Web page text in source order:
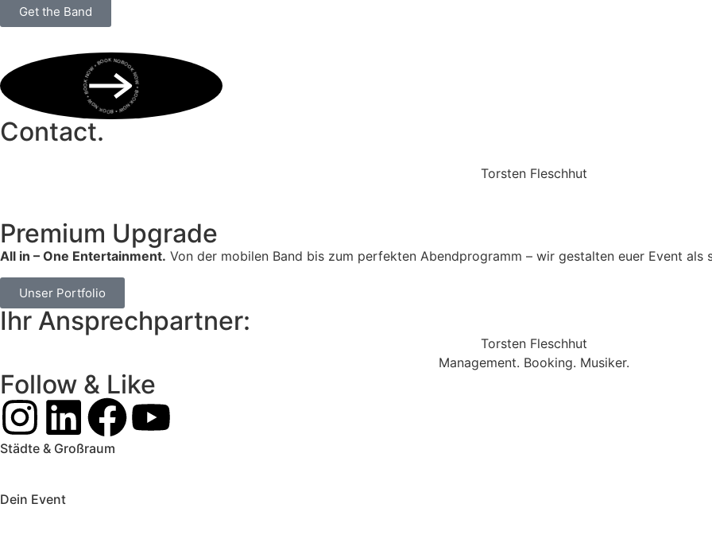
Get the Band
BOOK NOW • BOOK NOW • BOOK NOW • BOOK NOW • BOOK NOW •
Contact.
Torsten Fleschhut
Premium Upgrade
All in – One Entertainment. Von der mobilen Band bis zum perfekten Abendprogramm – wir gestalten euer Event als
Unser Portfolio
Ihr Ansprechpartner:
Torsten Fleschhut
Management. Booking. Musiker.
Follow & Like
Städte & Großraum
Dein Event